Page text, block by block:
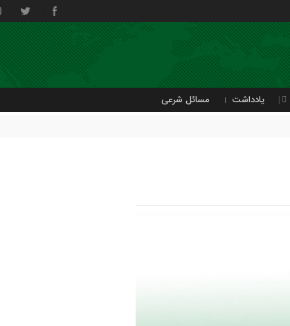
یادداشت مسائل شرعی